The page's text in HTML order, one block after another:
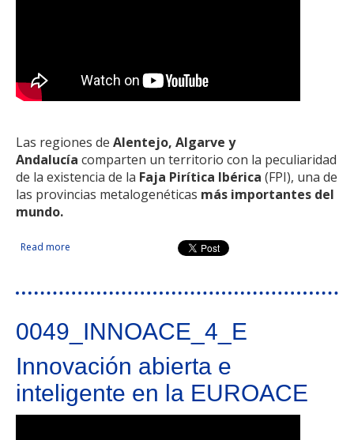
Las regiones de Alentejo, Algarve y
Andalucía comparten un territorio con la peculiaridad
de la existencia de la Faja Pirítica Ibérica (FPI), una de
las provincias metalogenéticas más importantes del
mundo.
Read more about GEO_FPI: Observatorio transfronterizo para la
valorización geo-económica de la Faja Pirítica Ibérica
0049_INNOACE_4_E
Innovación abierta e
inteligente en la EUROACE